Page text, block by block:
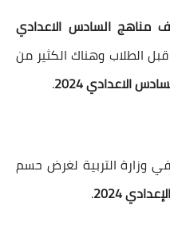
مناهج السادس الاعدادي
الطلاب وهناك الكثير من
الاعدادي 2024 .
وزارة التربية لغرض حسم
2024
.